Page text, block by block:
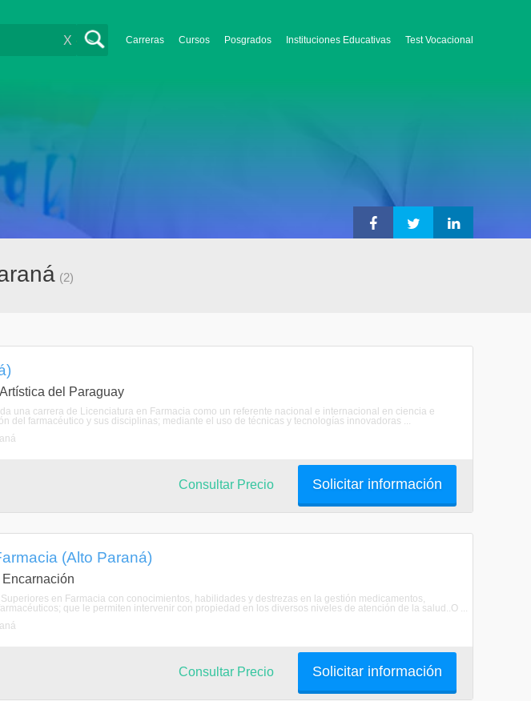
Carreras Cursos Posgrados Instituciones Educativas Test Vocacional
X
(2)
del Paraguay
una carrera de Licenciatura en Farmacia como un referente nacional e internacional en ciencia e
del farmacéutico y sus disciplinas; mediante el uso de técnicas y tecnologías innovadoras ...
Solicitar información
Consultar Precio
(Alto Paraná)
en Farmacia con conocimientos, habilidades y destrezas en la gestión medicamentos,
que le permiten intervenir con propiedad en los diversos niveles de atención de la salud..O ...
Solicitar información
Consultar Precio